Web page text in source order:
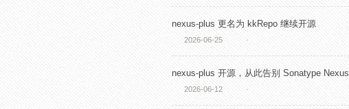
nexus-plus 更名为 kkRepo 继续开源
2026-06-25 ·
nexus-plus 开源，从此告别 Sonatype Nexus
2026-06-12 ·